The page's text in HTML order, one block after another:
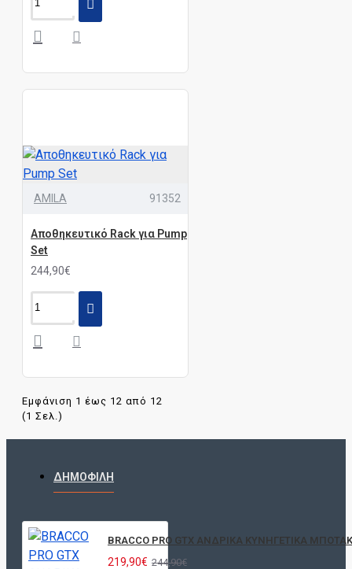
AMILA 91352
Αποθηκευτικό Rack για Pump
Set
244,90€
Εμφάνιση 1 έως 12 από 12
(1 Σελ.)
ΔΗΜΟΦΙΛΉ
BRACCO PRO GTX ΑΝΔΡΙΚΑ ΚΥΝΗΓΕΤΙΚΑ
219,90€ 244,90€